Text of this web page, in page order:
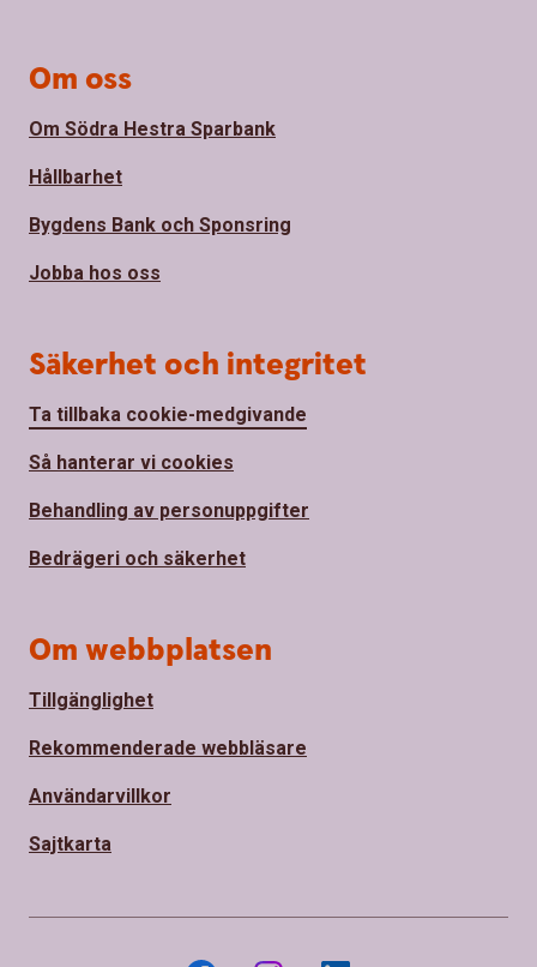
Om oss
Om Södra Hestra Sparbank
Hållbarhet
Bygdens Bank och Sponsring
Jobba hos oss
Säkerhet och integritet
Ta tillbaka cookie-medgivande
Så hanterar vi cookies
Behandling av personuppgifter
Bedrägeri och säkerhet
Om webbplatsen
Tillgänglighet
Rekommenderade webbläsare
Användarvillkor
Sajtkarta